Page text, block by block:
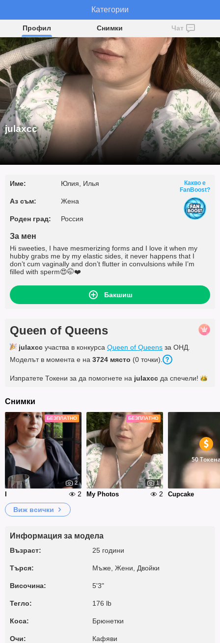
julaxcc
Профил Снимки Чат
julaxcc
Име: Юлия, Илья
Аз съм: Жена
Роден град: Россия
Какво е
FanBoost?
За мен
Hi sweeties, I have mesmerizing forms and I love it when my
hubby grabs me by my elastic sides, it never happens that I
don’t cum vaginally and don’t flutter in convulsions while I’m
filled with sperm😍🤭❤️
Бакшиш
Queen of Queens
julaxcc участва в конкурса Queen of Queens за ОНД.
Моделът в момента е на 3724 място (0 точки).
Изпратете Токени за да помогнете на julaxcc да спечели!
Снимки
БЕЗПЛАТНО
2
2
БЕЗПЛАТНО
1
My Photos 2
50
Cupcake
Виж всички
Информация за модела
Възраст: 25 години
Търся: Мъже, Жени, Двойки
Височина: 5'3"
Тегло: 176 lb
Коса: Брюнетки
Очи: Кафяви
Категории